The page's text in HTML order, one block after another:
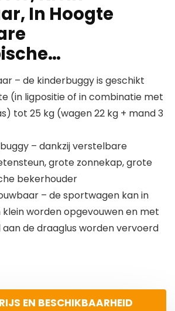
In Hoogte
– de kinderbuggy is geschikt
(in ligpositie of in combinatie met
tot 25 kg (wagen 22 kg + mand 3
– dankzij verstelbare
grote zonnekap, grote
bekerhouder
– de sportwagen kan in
worden opgevouwen en met
de draaglus worden vervoerd
EN BESCHIKBAARHEID